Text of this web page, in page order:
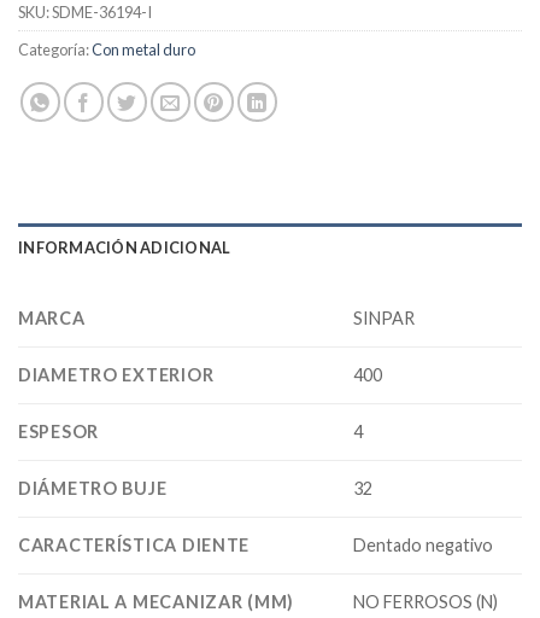
SKU:SDME-36194-I
Categoría:Con metal duro
INFORMACIÓN ADICIONAL
MARCA SINPAR
DIAMETRO EXTERIOR 400
ESPESOR 4
DIÁMETRO BUJE 32
CARACTERÍSTICA DIENTE Dentado negativo
MATERIAL A MECANIZAR (MM) NO FERROSOS (N)